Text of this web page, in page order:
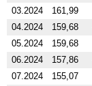
03.2024 161,99
04.2024 159,68
05.2024 159,68
06.2024 157,86
07.2024 155,07